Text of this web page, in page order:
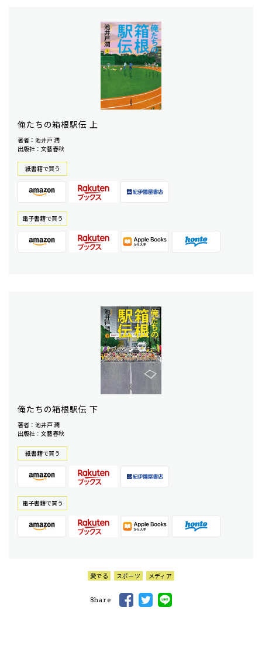
俺たちの箱根駅伝 上
著者：池井戸 潤
出版社：文藝春秋
紙書籍で買う
電⼦書籍で買う
俺たちの箱根駅伝 下
著者：池井戸 潤
出版社：文藝春秋
紙書籍で買う
電⼦書籍で買う
愛でる スポーツ メディア
Share